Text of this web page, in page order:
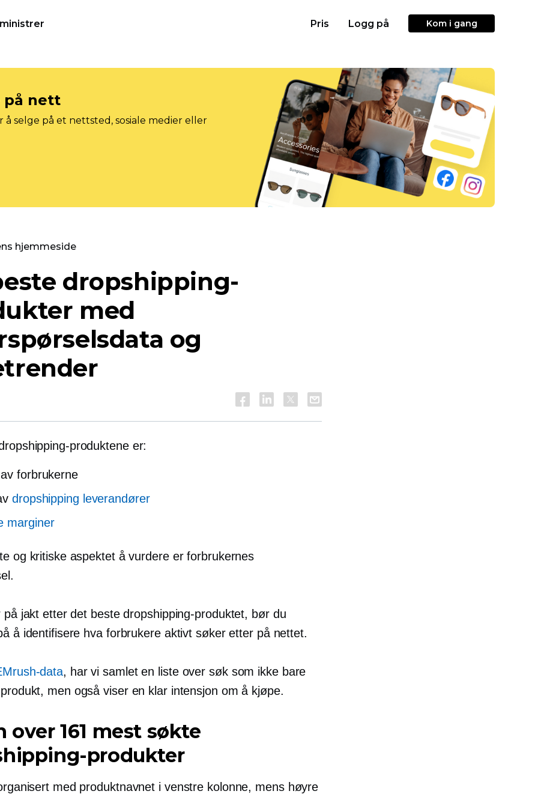
Pris Logg på Kom i gang
på nett
selge på et nettsted, sosiale medier eller
hjemmeside
dropshipping-
med
og
produktene er:
forbrukerne
dropshipping leverandører
marginer
og kritiske aspektet å vurdere er forbrukernes
på jakt etter det beste dropshipping-produktet, bør du
å identifisere hva forbrukere aktivt søker etter på nettet.
data, har vi samlet en liste over søk som ikke bare
men også viser en klar intensjon om å kjøpe.
over 161 mest søkte
produkter
med produktnavnet i venstre kolonne, mens høyre